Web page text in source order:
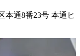
本通8番23号 本通ヒ